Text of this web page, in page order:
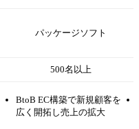
パッケージソフト
500名以上
BtoB EC構築で新規顧客を
広く開拓し売上の拡大